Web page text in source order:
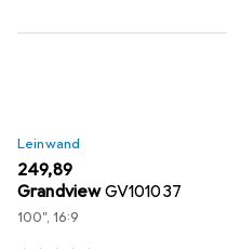
Leinwand
EUR
249,89
GrandviewGV101037
100", 16:9